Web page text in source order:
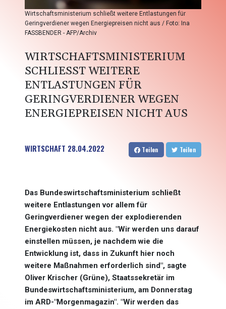
Wirtschaftsministerium schließt weitere Entlastungen für
Geringverdiener wegen Energiepreisen nicht aus / Foto: Ina
FASSBENDER - AFP/Archiv
WIRTSCHAFTSMINISTERIUM
SCHLIESST WEITERE E
NTLASTUNGEN FÜR G
ERINGVERDIENER WEGEN E
NERGIEPREISEN NICHT AUS
WIRTSCHAFT 28.04.2022 Teilen Teilen
Das Bundeswirtschaftsministerium schließt
weitere Entlastungen vor allem für
Geringverdiener wegen der explodierenden
Energiekosten nicht aus. "Wir werden uns darauf
einstellen müssen, je nachdem wie die
Entwicklung ist, dass in Zukunft hier noch
weitere Maßnahmen erforderlich sind", sagte
Oliver Krischer (Grüne), Staatssekretär im
Bundeswirtschaftsministerium, am Donnerstag
im ARD-"Morgenmagazin". "Wir werden das